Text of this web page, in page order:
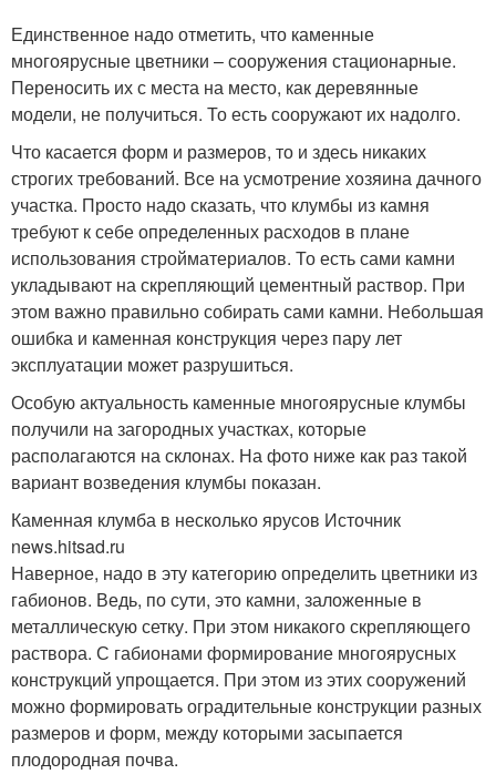
Единственное надо отметить, что каменные
многоярусные цветники – сооружения стационарные.
Переносить их с места на место, как деревянные
модели, не получиться. То есть сооружают их надолго.
Что касается форм и размеров, то и здесь никаких
строгих требований. Все на усмотрение хозяина дачного
участка. Просто надо сказать, что клумбы из камня
требуют к себе определенных расходов в плане
использования стройматериалов. То есть сами камни
укладывают на скрепляющий цементный раствор. При
этом важно правильно собирать сами камни. Небольшая
ошибка и каменная конструкция через пару лет
эксплуатации может разрушиться.
Особую актуальность каменные многоярусные клумбы
получили на загородных участках, которые
располагаются на склонах. На фото ниже как раз такой
вариант возведения клумбы показан.
Каменная клумба в несколько ярусов Источник
news.hitsad.ru
Наверное, надо в эту категорию определить цветники из
габионов. Ведь, по сути, это камни, заложенные в
металлическую сетку. При этом никакого скрепляющего
раствора. С габионами формирование многоярусных
конструкций упрощается. При этом из этих сооружений
можно формировать оградительные конструкции разных
размеров и форм, между которыми засыпается
плодородная почва.